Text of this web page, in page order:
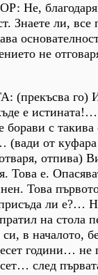
Не, благодаря
Знаете ли, все
не
(прекъсва го)
е
борави с
(вади от куфара
отпива)
Това е.
Това
ли е?…
на стола
в началото,
години… не
след